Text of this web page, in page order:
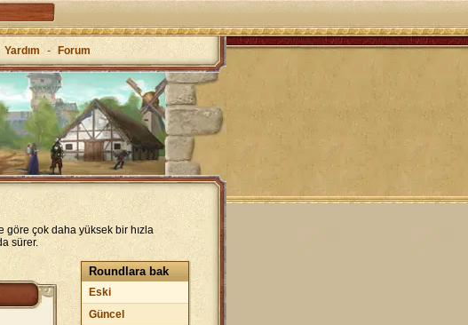
Yardım - Forum
göre çok daha yüksek bir hızla
sürer.
Roundlara bak
Eski
Güncel